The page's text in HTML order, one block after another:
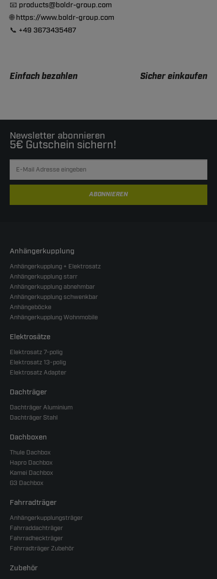
📧 products@boldr-group.com
🌐https://www.boldr-group.com
📞 +49 3673435487
Einfach bezahlen Sicher einkaufen
Newsletter abonnieren
5€ Gutschein sichern!
ABONNIEREN
Anhängerkupplung
Anhängerkupplung + Elektrosatz
Anhängerkupplung starr
Anhängerkupplung abnehmbar
Anhängerkupplung schwenkbar
Anhängeböcke
Anhängerkupplung Wohnmobile
Elektrosätze
Elektrosatz 7-polig
Elektrosatz 13-polig
Elektrosatz Adapter
Dachträger
Dachträger Aluminium
Dachträger Stahl
Dachboxen
Thule Dachbox
Hapro Dachbox
Kamei Dachbox
G3 Dachbox
Fahrradträger
Anhängerkupplungsträger
Fahrraddachträger
Fahrradheckträger
Fahrradträger Zubehör
Zubehör